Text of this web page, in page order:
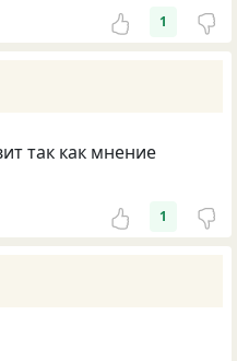
1
так как мнение
1